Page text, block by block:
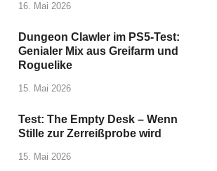
16. Mai 2026
Dungeon Clawler im PS5-Test:
Genialer Mix aus Greifarm und
Roguelike
15. Mai 2026
Test: The Empty Desk – Wenn
Stille zur Zerreißprobe wird
15. Mai 2026